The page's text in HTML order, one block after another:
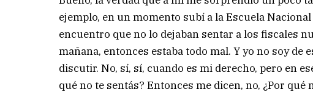
ejemplo, en un momento subí a la Escuela
encuentro que no lo dejaban sentar a los fiscales
mañana, entonces estaba todo mal. Y yo no soy de
discutir. No, sí, sí, cuando es mi derecho, pero en
qué no te sentás? Entonces me dicen, no, ¿Por